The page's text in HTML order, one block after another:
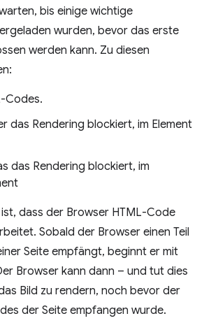
bis einige wichtige
wurden, bevor das erste
werden kann. Zu diesen
Codes.
das Rendering blockiert, im Element
das Rendering blockiert, im
dass der Browser HTML-Code
Sobald der Browser einen Teil
Seite empfängt, beginnt er mit
Browser kann dann – und tut dies
Bild zu rendern, noch bevor der
der Seite empfangen wurde.